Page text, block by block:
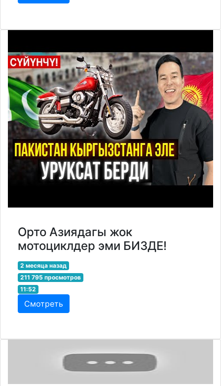
Орто Азиядагы жок
мотоциклдер эми БИЗДЕ!
2 месяца назад
211 795 просмотров
11:52
Смотреть